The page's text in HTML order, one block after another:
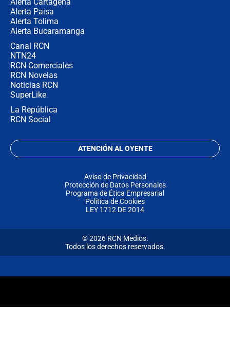
Alerta Paisa
Alerta Tolima
Alerta Bucaramanga
Canal RCN
NTN24
RCN Comerciales
RCN Novelas
Noticias RCN
SuperLike
La República
RCN Social
ATENCIÓN AL OYENTE
Aviso de Privacidad
Protección de Datos Personales
Programa de Ética Empresarial
Política de Cookies
LEY 1712 DE 2014
© 2026 RCN Medios.
Todos los derechos reservados.